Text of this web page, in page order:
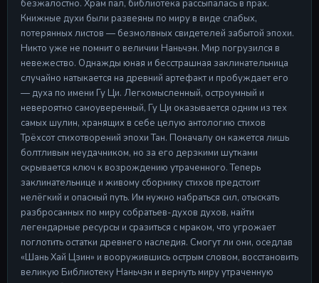
Серия 18
Серия 18
09 May 2026
Серия 19
Серия 19
09 May 2026
Серия 20
Серия 20
09 May 2026
безжалостно. Храм пал, библиотека рассыпалась в прах.
Книжные духи были развеяны по миру в виде слабых,
потерянных листов — безмолвных свидетелей забытой эпохи.
Никто уже не помнит о величии Наньчэн. Мир погрузился в
невежество. Однажды юная и бесстрашная заклинательница
случайно натыкается на древний артефакт и пробуждает его
— духа по имени Гу Ци. Легкомысленный, остроумный и
невероятно самоуверенный, Гу Ци оказывается одним из тех
самых шулин, хранящих в себе целую антологию стихов
Трёхсот стихотворений эпохи Тан. Поначалу он кажется лишь
болтливым неудачником, но за его дерзкими шутками
скрывается ключ к возрождению утраченного. Теперь
заклинательнице и живому сборнику стихов предстоит
нелёгкий и опасный путь. Им нужно набраться сил, отыскать
разбросанных по миру собратьев-духов духов, найти
легендарные ресурсы и сразиться с мраком, что угрожает
поглотить остатки древнего наследия. Смогут ли они, оседлав
«Шань Хай Цзин» и вооружившись острым словом, восстановить
великую Библиотеку Наньчэн и вернуть миру утраченную